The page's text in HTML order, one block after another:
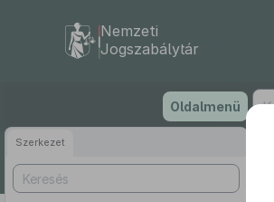
tartalomra
Nemzeti
Jogszabálytár
Oldalmenü
Szerkezet